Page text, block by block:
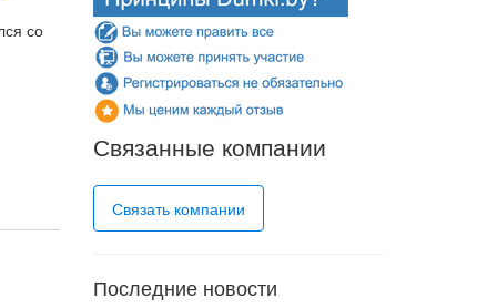
со
Связанные компании
Связать компании
Последние новости